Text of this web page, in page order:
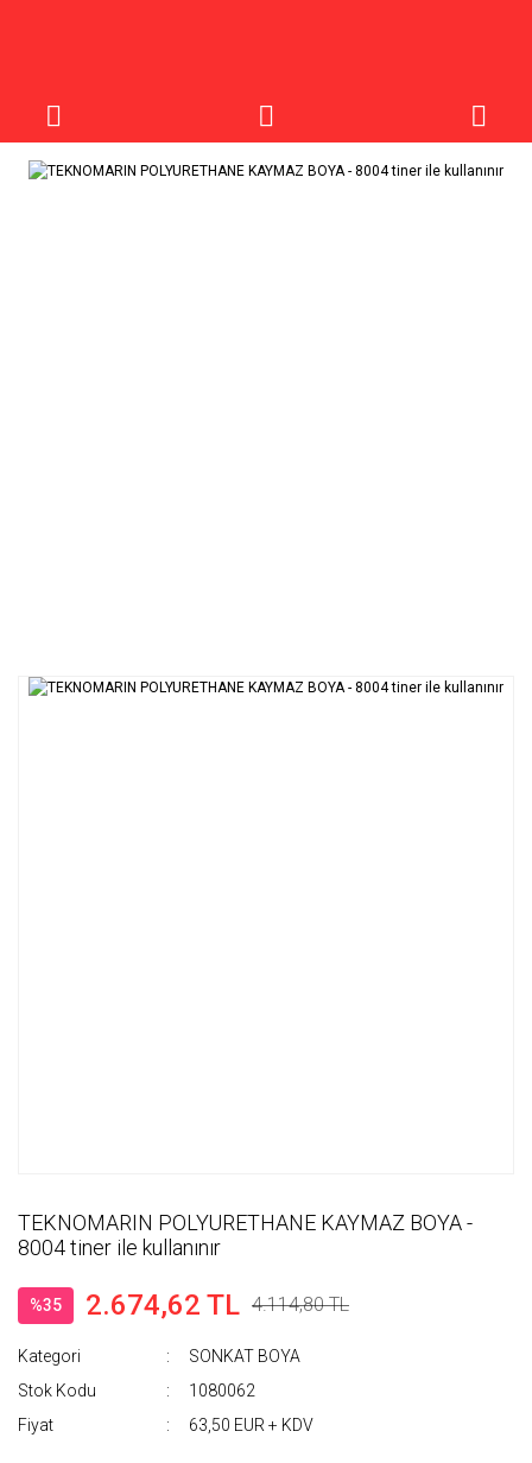
TEKNOMARIN POLYURETHANE KAYMAZ BOYA -
8004 tiner ile kullanınır
%35 2.674,62 TL 4.114,80 TL
Kategori
SONKAT BOYA
Stok Kodu
1080062
Fiyat
63,50 EUR + KDV